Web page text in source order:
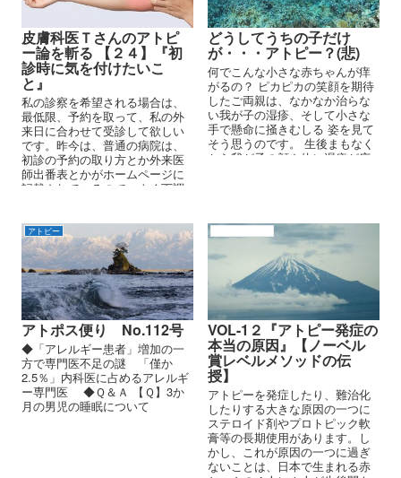
皮膚科医Ｔさんのアトピ
ー論を斬る 【２４】『初
診時に気を付けたいこ
と』
私の診察を希望される場合は、
最低限、予約を取って、私の外
来日に合わせて受診して欲しい
です。昨今は、普通の病院は、
初診の予約の取り方とか外来医
師出番表とかがホームページに
記載されているので、よく下調
どうしてうちの子だけ
が・・・アトピー？(悲)
何でこんな小さな赤ちゃんが痒
がるの？ ピカピカの笑顔を期待
したご両親は、なかなか治らな
い我が子の湿疹、そして小さな
手で懸命に掻きむしる 姿を見て
そう思うのです。 生後まもなく
から我が子の顔や体に湿疹が広
アトピー
アトポス便り No.112号
◆「アレルギー患者」増加の一
方で専門医不足の謎 「僅か
2.5％」内科医に占めるアレルギ
ー専門医 ◆Ｑ＆Ａ 【Ｑ】3か
月の男児の睡眠について
VOL-1２『アトピー発症の
本当の原因』【ノーベル
賞レベルメソッドの伝
授】
アトピーを発症したり、難治化
したりする大きな原因の一つに
ステロイド剤やプロトピック軟
膏等の長期使用があります。し
かし、これが原因の一つに過ぎ
ないことは、日本で生まれる赤